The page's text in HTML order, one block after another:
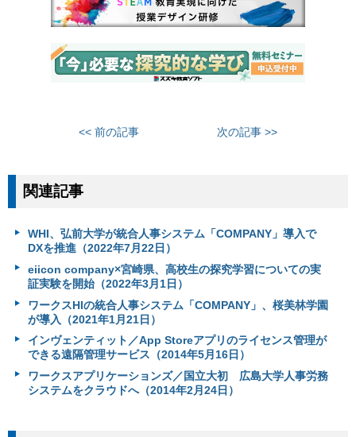
<< 前の記事 次の記事 >>
関連記事
WHI、弘前大学が統合人事システム「COMPANY」導入で
DXを推進（2022年7月22日）
eiicon company×宮崎県、高校生の探究学習についての実
証実験を開始（2022年3月1日）
ワークスHIの統合人事システム「COMPANY」、桜美林学園
が導入（2021年1月21日）
インヴェンティット／App Storeアプリのライセンス管理が
できる遠隔管理サービス（2014年5月16日）
ワークスアプリケーションズ／国立大初 広島大学人事労務
システムをクラウドへ（2014年2月24日）